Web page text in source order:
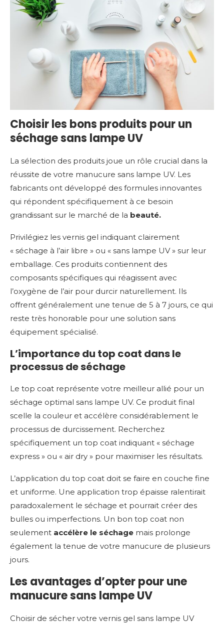
Choisir les bons produits pour un
séchage sans lampe UV
La sélection des produits joue un rôle crucial dans la
réussite de votre manucure sans lampe UV. Les
fabricants ont développé des formules innovantes
qui répondent spécifiquement à ce besoin
grandissant sur le marché de la beauté.
Privilégiez les vernis gel indiquant clairement
« séchage à l’air libre » ou « sans lampe UV » sur leur
emballage. Ces produits contiennent des
composants spécifiques qui réagissent avec
l’oxygène de l’air pour durcir naturellement. Ils
offrent généralement une tenue de 5 à 7 jours, ce qui
reste très honorable pour une solution sans
équipement spécialisé.
L’importance du top coat dans le
processus de séchage
Le top coat représente votre meilleur allié pour un
séchage optimal sans lampe UV. Ce produit final
scelle la couleur et accélère considérablement le
processus de durcissement. Recherchez
spécifiquement un top coat indiquant « séchage
express » ou « air dry » pour maximiser les résultats.
L’application du top coat doit se faire en couche fine
et uniforme. Une application trop épaisse ralentirait
paradoxalement le séchage et pourrait créer des
bulles ou imperfections. Un bon top coat non
seulement accélère le séchage mais prolonge
également la tenue de votre manucure de plusieurs
jours.
Les avantages d’opter pour une
manucure sans lampe UV
Choisir de sécher votre vernis gel sans lampe UV